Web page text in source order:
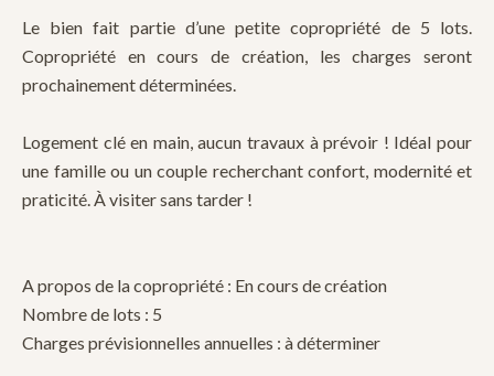
Le bien fait partie d’une petite copropriété de 5 lots.
Copropriété en cours de création, les charges seront
prochainement déterminées.
Logement clé en main, aucun travaux à prévoir ! Idéal pour
une famille ou un couple recherchant confort, modernité et
praticité. À visiter sans tarder !
A propos de la copropriété : En cours de création
Nombre de lots : 5
Charges prévisionnelles annuelles : à déterminer